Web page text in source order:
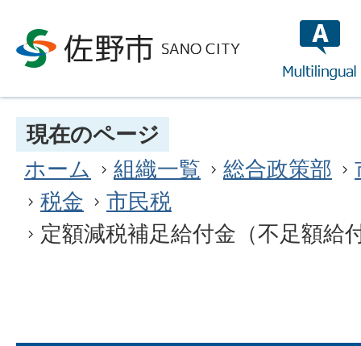
現在のページ
ホーム
組織一覧 総合政策部
税金
市民税
定額減税補足給付金（不足額給